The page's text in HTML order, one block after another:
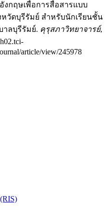
งกฤษเพื่อการสื่อสารแบบ
หวัดบุรีรัมย์ สำหรับนักเรียนชั้น
าลบุรีรัมย์. คุรุสภาวิทยาจารย์,
article/view/245978